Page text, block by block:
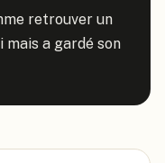
retrouver un
mais a gardé son